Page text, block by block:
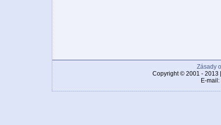
Zásady
Copyright © 2001 - 2013
E-mail: